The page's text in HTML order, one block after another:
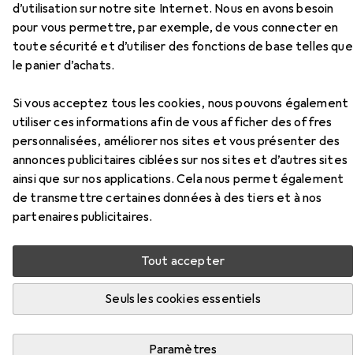
d’utilisation sur notre site Internet. Nous en avons besoin
pour vous permettre, par exemple, de vous connecter en
toute sécurité et d’utiliser des fonctions de base telles que
le panier d’achats.
Si vous acceptez tous les cookies, nous pouvons également
utiliser ces informations afin de vous afficher des offres
personnalisées, améliorer nos sites et vous présenter des
annonces publicitaires ciblées sur nos sites et d’autres sites
ainsi que sur nos applications. Cela nous permet également
de transmettre certaines données à des tiers et à nos
partenaires publicitaires.
Tout accepter
Seuls les cookies essentiels
Paramètres
Microsoft supprime la
recommandation de 32 Go de RAM et
optimise Windows pour 8 Go
5 commentaires
5